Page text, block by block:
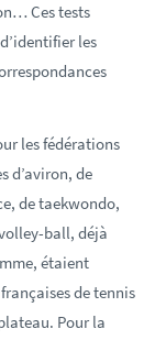
Ces tests
les
les fédérations
d’aviron, de
de taekwondo,
ball, déjà
étaient
de tennis
Pour la